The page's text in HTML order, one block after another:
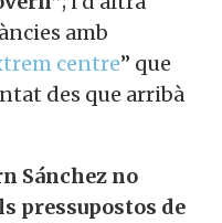
amb
centre” que
des que arribà
Sánchez no
pressupostos de